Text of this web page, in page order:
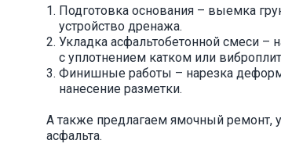
Подготовка основания – выемка
устройство дренажа.
Укладка асфальтобетонной смеси –
с уплотнением катком или
Финишные работы – нарезка
нанесение разметки.
А также предлагаем ямочный ремонт,
асфальта.